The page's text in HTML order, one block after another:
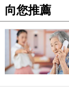
向您推薦